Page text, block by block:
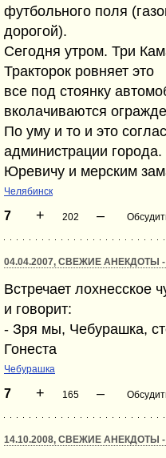
футбольного поля
дорогой).
Сегодня утром. Три
Тракторок ровняет это
все под стоянку
вколачиваются
По уму и то и это
администрации
Юревичу и мерским
Челябинск
7 + 202 –
04.04.2007, СВЕЖИЕ
Встречает лохнесское
и говорит:
- Зря мы, Чебурашка,
Гонеста
Чебурашка
7 + 165 –
14.10.2008, СВЕЖИЕ